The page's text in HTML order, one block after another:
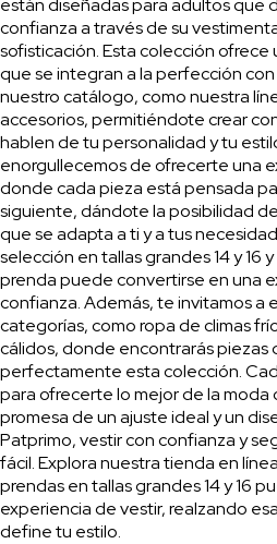
confianza a través de su
sofisticación. Esta colección
que se integran a la perfección
nuestro catálogo, como nuestra
accesorios, permitiéndote crear
hablen de tu personalidad y tu
enorgullecemos de ofrecerte una
donde cada pieza está pensada
siguiente, dándote la posibilidad
que se adapta a ti y a tus
selección en tallas grandes 14 y 16
prenda puede convertirse en una
confianza. Además, te invitamos a
categorías, como ropa de climas
cálidos, donde encontrarás piezas
perfectamente esta colección.
para ofrecerte lo mejor de la
promesa de un ajuste ideal y un
Patprimo, vestir con confianza y
fácil. Explora nuestra tienda en
prendas en tallas grandes 14 y 16
experiencia de vestir, realzando
define tu estilo.